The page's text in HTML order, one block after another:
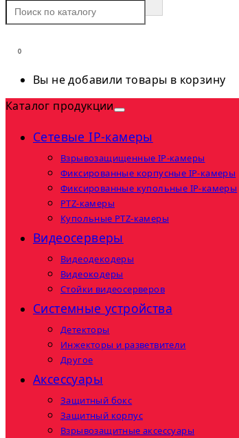
0
Вы не добавили товары в корзину
Каталог продукции
Сетевые IP-камеры
Взрывозащищенные IP-камеры
Фиксированные корпусные IP-камеры
Фиксированные купольные IP-камеры
PTZ-камеры
Купольные PTZ-камеры
Видеосерверы
Видеодекодеры
Видеокодеры
Стойки видеосерверов
Системные устройства
Детекторы
Инжекторы и разветвители
Другое
Аксессуары
Защитный бокс
Защитный корпус
Взрывозащитные аксессуары